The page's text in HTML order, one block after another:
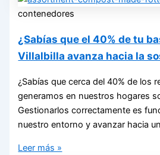
contenedores
¿Sabías que el 40% de tu
Villalbilla avanza hacia la
¿Sabías que cerca del 40% de los
generamos en nuestros hogares
Gestionarlos correctamente es
nuestro entorno y avanzar hacia
Leer más »